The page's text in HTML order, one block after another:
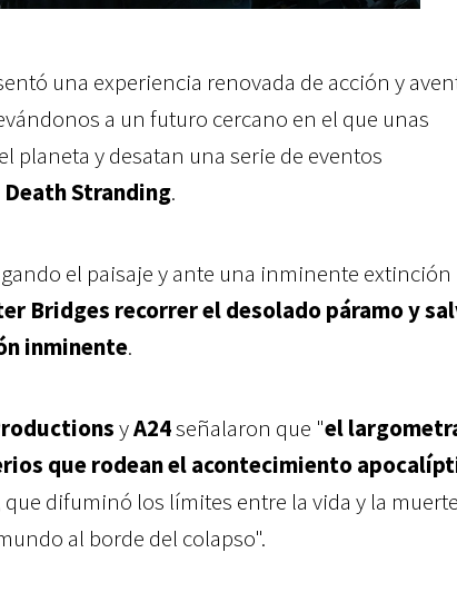
una experiencia renovada de acción y
a un futuro cercano en el que unas
planeta y desatan una serie de eventos
Death Stranding.
el paisaje y ante una inminente extinción
Bridges recorrer el desolado páramo y
inminente.
yA24señalaron que "el
que rodean el acontecimiento
que difuminó los límites entre la vida y la
al borde del colapso".